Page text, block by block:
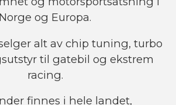
Norge og Europa.
alt av chip tuning, turbo
til gatebil og ekstrem
racing.
finnes i hele landet,